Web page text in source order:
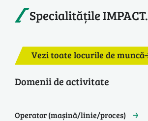
Specialitățile IMPACT.
Vezi toate locurile de muncă
Domenii de activitate
Operator (mașină/linie/proces)